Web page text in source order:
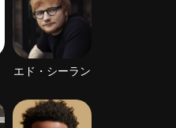
エド・シーラン